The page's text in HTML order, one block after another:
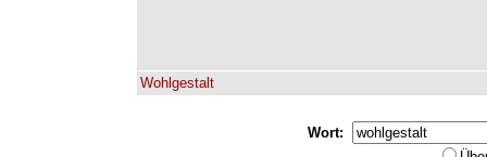
Wohlgestalt
Wort: